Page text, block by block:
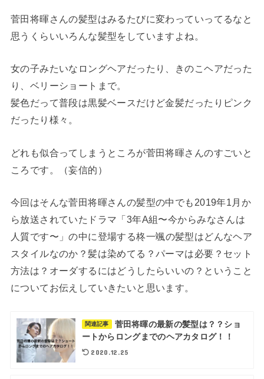
菅田将暉さんの髪型はみるたびに変わっていってるなと
思うくらいいろんな髪型をしていますよね。
女の子みたいなロングヘアだったり、きのこヘアだった
り、ベリーショートまで。
髪色だって普段は黒髪ベースだけど金髪だったりピンク
だったり様々。
どれも似合ってしまうところが菅田将暉さんのすごいと
ころです。（妄信的）
今回はそんな菅田将暉さんの髪型の中でも2019年1月か
ら放送されていたドラマ「3年A組〜今からみなさんは
人質です〜」の中に登場する柊一颯の髪型はどんなヘア
スタイルなのか？髪は染めてる？パーマは必要？セット
方法は？オーダするにはどうしたらいいの？ということ
についてお伝えしていきたいと思います。
関連記事
菅田将暉の最新の髪型は？？ショ
ートからロングまでのヘアカタログ！！
2020.12.25